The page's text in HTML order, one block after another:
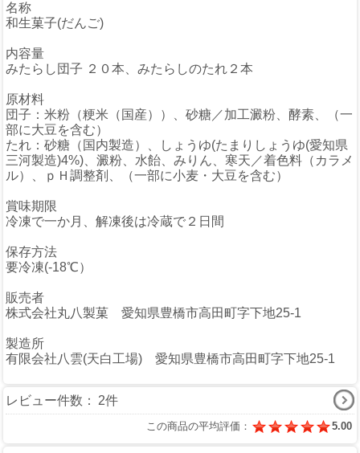
名称
和生菓子(だんご)
内容量
みたらし団子 ２０本、みたらしのたれ２本
原材料
団子：米粉（粳米（国産））、砂糖／加工澱粉、酵素、（一
部に大豆を含む）
たれ：砂糖（国内製造）、しょうゆ(たまりしょうゆ(愛知県
三河製造)4%)、澱粉、水飴、みりん、寒天／着色料（カラメ
ル）、ｐＨ調整剤、（一部に小麦・大豆を含む）
賞味期限
冷凍で一か月、解凍後は冷蔵で２日間
保存方法
要冷凍(-18℃）
販売者
株式会社丸八製菓 愛知県豊橋市高田町字下地25-1
製造所
有限会社八雲(天白工場) 愛知県豊橋市高田町字下地25-1
レビュー件数： 2件
この商品の平均評価： 5.00